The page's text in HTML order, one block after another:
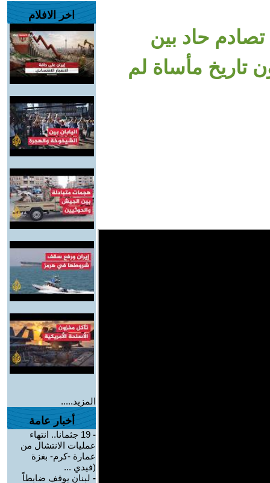
حاد بين
تاريخ مأساة لم
اخر الافلام
المزيد.....
أخبار عامة
-
19 جثمانا.. انتهاء
عمليات الانتشال من
عمارة -كرم- بغزة
(فيدي ...
- لبنان يوقف ضابطاً